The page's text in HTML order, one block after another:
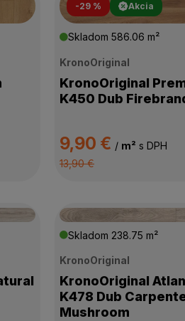
-29 % Akcia
Skladom586.06 m²
KronoOriginal
KronoOriginal
K450 Dub
9,90 € / m² s DPH
13,90 €
Skladom 238.75 m²
KronoOriginal
KronoOriginal
K478 Dub
Mushroom